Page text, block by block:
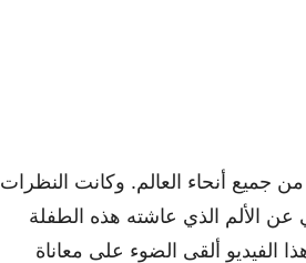
جميع أنحاء العالم. وكانت النظرات
الألم الذي عاشته هذه الطفلة
الفيديو ألقى الضوء على معاناة